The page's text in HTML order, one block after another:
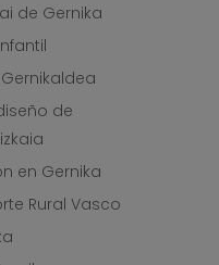
de Gernika
de
en Gernika
Rural Vasco